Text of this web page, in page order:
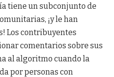
tiene un subconjunto de
¡y le han
Los contribuyentes
comentarios sobre sus
al algoritmo cuando la
por personas con